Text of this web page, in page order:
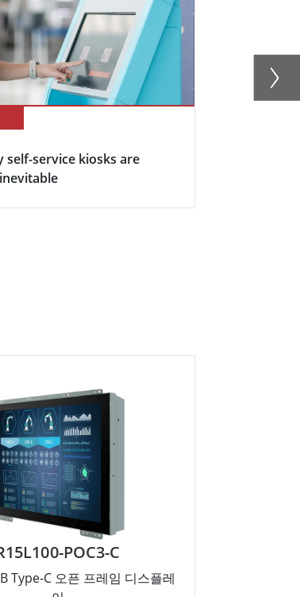
self-service kiosks are
POC3-C
Type-C 오픈 프레임 디스플레